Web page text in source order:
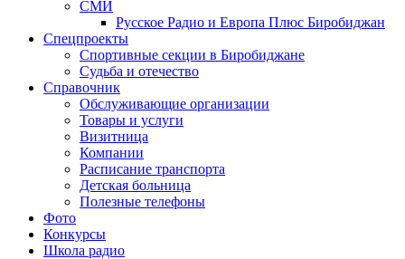
СМИ
Русское Радио и Европа Плюс Биробиджан
Спецпроекты
Спортивные секции в Биробиджане
Судьба и отечество
Справочник
Обслуживающие организации
Товары и услуги
Визитница
Компании
Расписание транспорта
Детская больница
Полезные телефоны
Фото
Конкурсы
Школа радио